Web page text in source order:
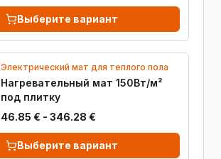
Выберите вариант
Электрический мат для теплого пола
Нагревательный мат 150Вт/м²
под плитку
46.85 € - 346.28 €
Выберите вариант